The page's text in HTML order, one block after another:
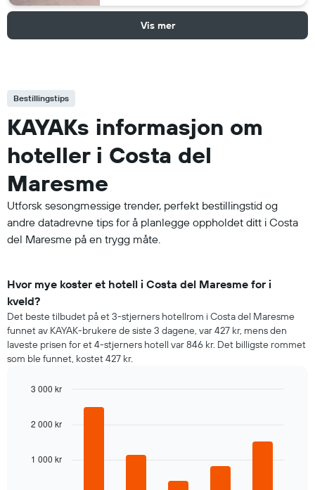
Vis mer
Bestillingstips
KAYAKs informasjon om
hoteller i Costa del
Maresme
Utforsk sesongmessige trender, perfekt bestillingstid og
andre datadrevne tips for å planlegge oppholdet ditt i Costa
del Maresme på en trygg måte.
Hvor mye koster et hotell i Costa del Maresme for i
kveld?
Det beste tilbudet på et 3-stjerners hotellrom i Costa del Maresme
funnet av KAYAK-brukere de siste 3 dagene, var 427 kr, mens den
laveste prisen for et 4-stjerners hotell var 846 kr. Det billigste rommet
som ble funnet, kostet 427 kr.
with
1 000 kr
2 000 kr
3 000 kr